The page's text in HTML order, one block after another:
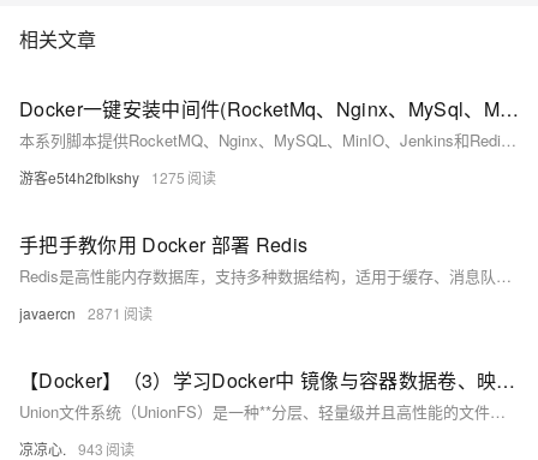
相关文章
Docker一键安装中间件(RocketMq、Nginx、MySql、Minio、Jenkins、Redis）
本系列脚本提供RocketMQ、Nginx、MySQL、MinIO、Jenkins和Redis的Docker一键安装与配置方案，适用于快速部署微服务基础环境。
游客e5t4h2fblkshy 1275
手把手教你用 Docker 部署 Redis
Redis是高性能内存数据库，支持多种数据结构，适用于缓存、消息队列等场景。本文介绍如何通过Docker快速拉取轩辕镜像并部署Redis，涵盖快速启动、持久化存储及docker-compose配置，助力开发者高效搭建稳定服务。
javaercn 2871
【Docker】（3）学习Docker中 镜像与容器数据卷、映射关系！手把手带你安装 MySql主从同步 和 Redis三主三从集群！并且进行主从切换与扩容操作，还有分析 哈希分区 等知识点！
Union文件系统（UnionFS）是一种**分层、轻量级并且高性能的文件系统**，它支持对文件系统的修改作为一次提交来一层层的叠加，同时可以将不同目录挂载到同一个虚拟文件系统下(unite several directories into a single virtual filesystem) Union 文件系统是 Docker 镜像的基础。 镜像可以通过分层来进行继承，基于基础镜像（没有父镜像），可以制作各种具体的应用镜像。
凉凉心. 943